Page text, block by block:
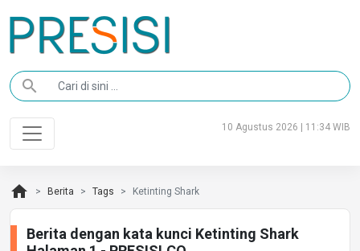
search
10 Agustus 2026 | 11:34 WIB
home Berita Tags Ketinting Shark
Berita dengan kata kunci Ketinting Shark